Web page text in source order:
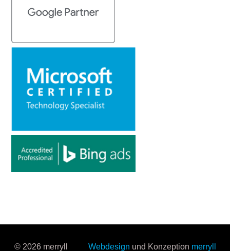
© 2026 merryll Webdesign und Konzeption merryll